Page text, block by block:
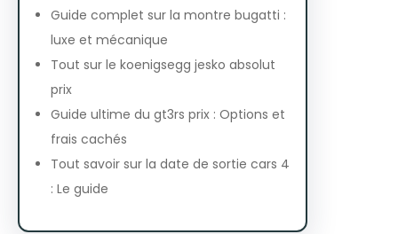
Guide complet sur la montre bugatti :
luxe et mécanique
Tout sur le koenigsegg jesko absolut
prix
Guide ultime du gt3rs prix : Options et
frais cachés
Tout savoir sur la date de sortie cars 4
: Le guide